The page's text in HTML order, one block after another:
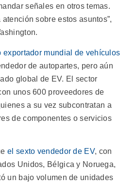
señales en otros temas.
sobre estos asuntos”,
exportador mundial de vehículos
de autopartes, pero aún
global de EV. El sector
unos 600 proveedores de
a su vez subcontratan a
de componentes o servicios
el sexto vendedor de EV, con
Unidos, Bélgica y Noruega,
un bajo volumen de unidades